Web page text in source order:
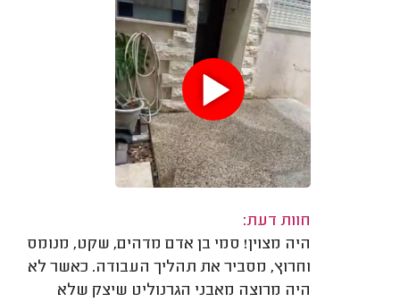
חוות דעת:
היה מצוין! סמי בן אדם מדהים, שקט, מנומס
וחרוץ, מסביר את תהליך העבודה. כאשר לא
היה מרוצה מאבני הגרנוליט שיצק שלא